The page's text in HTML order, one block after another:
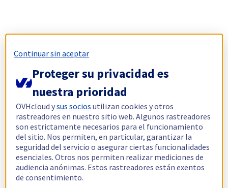
Continuar sin aceptar
Proteger su privacidad es
nuestra prioridad
OVHcloud ysus socios utilizan cookies y otros
rastreadores en nuestro sitio web. Algunos rastreadores
son estrictamente necesarios para el funcionamiento
del sitio. Nos permiten, en particular, garantizar la
seguridad del servicio o asegurar ciertas funcionalidades
esenciales. Otros nos permiten realizar mediciones de
audiencia anónimas. Estos rastreadores están exentos
de consentimiento.